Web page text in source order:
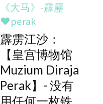
《大马》-霹靂
♥perak
霹雳江沙：
【皇宫博物馆
Muzium Diraja
Perak】- 没有
用任何一枚铁